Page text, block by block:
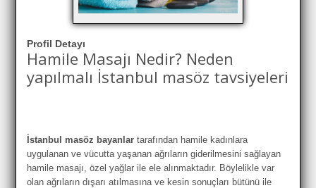
Profil Detayı
Hamile Masajı Nedir? Neden
yapılmalı İstanbul masöz tavsiyeleri
İstanbul masöz bayanlar tarafından hamile kadınlara
uygulanan ve vücutta yaşanan ağrıların giderilmesini sağlayan
hamile masajı, özel yağlar ile ele alınmaktadır. Böylelikle var
olan ağrıların dışarı atılmasına ve kesin sonuçları bütünü ile